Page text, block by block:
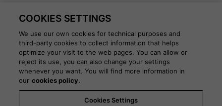
BLOG
COOKIES SETTINGS
We use our own cookies for technical purposes and
third-party cookies to collect information that helps
optimize your visit to the web pages. You can allow or
reject its use, you can also change your settings
whenever you want. You will find more information in
our cookies policy.
Cookies Settings